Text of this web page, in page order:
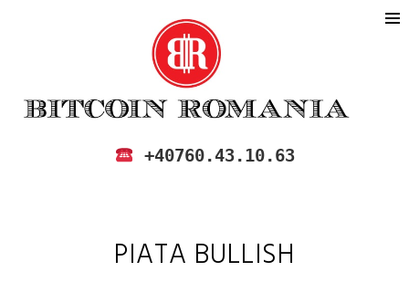
BITCOIN ROMANIA
CUMPARA SI VINDE BITCOIN IN
+40760.43.10.63
PIATA BULLISH